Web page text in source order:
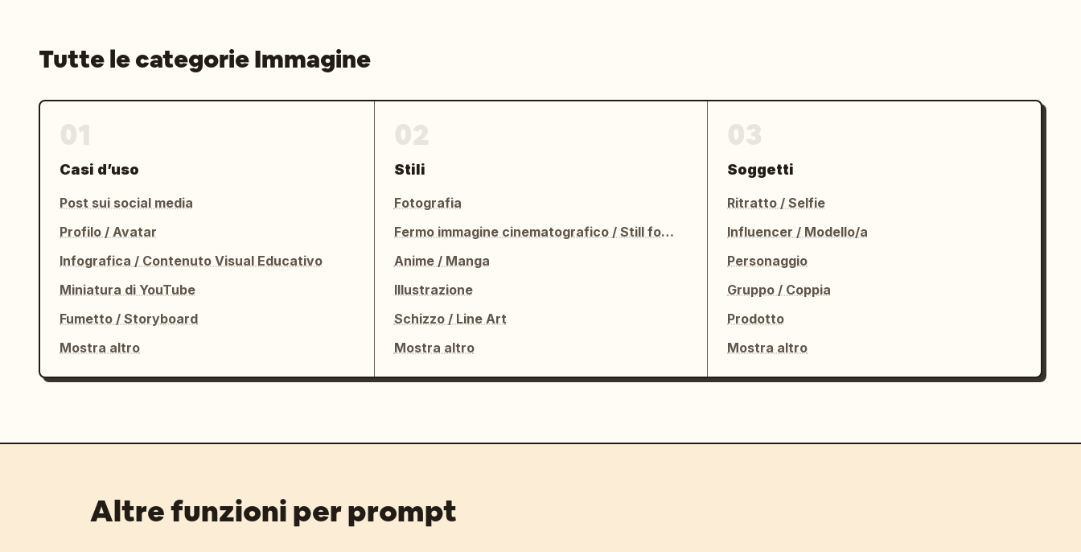
Tutte le categorie Immagine
Casi d’uso
Post sui social media
Profilo / Avatar
Infografica / Contenuto Visual Educativo
Miniatura di YouTube
Fumetto / Storyboard
Mostra altro
Stili
Fotografia
Fermo immagine cinematografico / Still fotografico
Anime / Manga
Illustrazione
Schizzo / Line Art
Mostra altro
Soggetti
Ritratto / Selfie
Influencer / Modello/a
Personaggio
Gruppo / Coppia
Prodotto
Mostra altro
Altre funzioni per prompt